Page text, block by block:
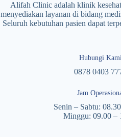
Alifah Clinic adalah klinik
menyediakan layanan di bidang
Seluruh kebutuhan pasien dapat
Hubungi Kami
0878 0403
Jam
Senin – Sabtu:
Minggu: 09.00 –